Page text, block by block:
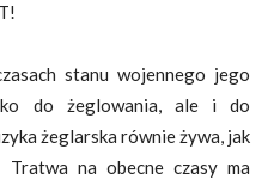
stanu wojennego jego
do żeglowania, ale i do
żeglarska równie żywa, jak
na obecne czasy ma